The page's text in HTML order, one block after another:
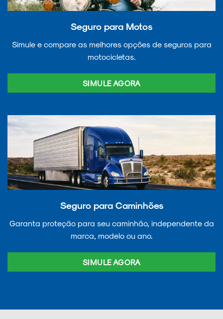
Seguro para Motos
Simule e compare as melhores opções de seguros para
motocicletas.
SIMULE AGORA
Seguro para Caminhões
Garanta proteção para seu caminhão, independente da
marca, modelo ou ano.
SIMULE AGORA